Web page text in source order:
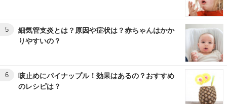
5
細気管支炎とは？原因や症状は？赤ちゃんはかか
りやすいの？
6
咳止めにパイナップル！効果はあるの？おすすめ
のレシピは？